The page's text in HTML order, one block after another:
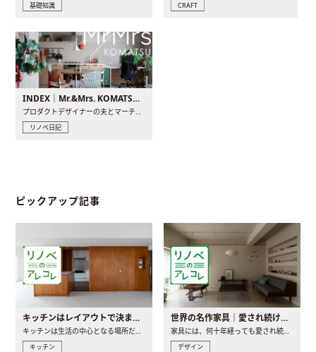
基礎知識 CRAFT
INDEX｜Mr.&Mrs. KOMATSU renovation diary
プロダクトデザイナーの夫とマーチャンダイザーの妻が、夫婦で..
リノベ日記
ピックアップ記事
キッチンはレイアウトで決まる。後悔しないための考え方と選び方
キッチンは生活の中心となる場所だからこそ、家の中のどこに置..
キッチン
世界の名作家具｜愛され続ける理由と一生モノとの出会い方
家具には、何十年経っても愛され続ける「名作」と呼ばれるもの..
デザイン